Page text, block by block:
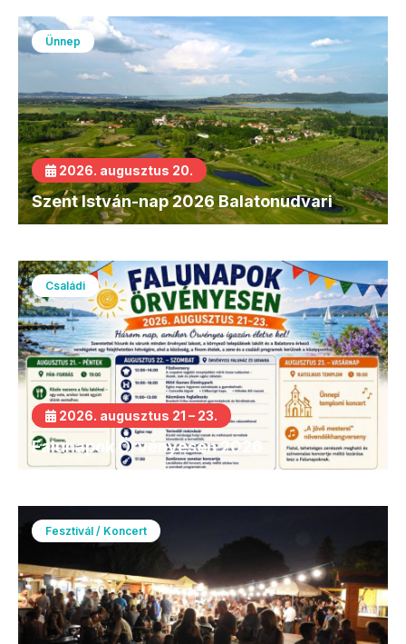
Ünnep
2026. augusztus 20.
Szent István-nap 2026 Balatonudvari
Családi
2026. augusztus 21 – 23.
Falunapok Örvényesen 2026
Fesztivál / Koncert